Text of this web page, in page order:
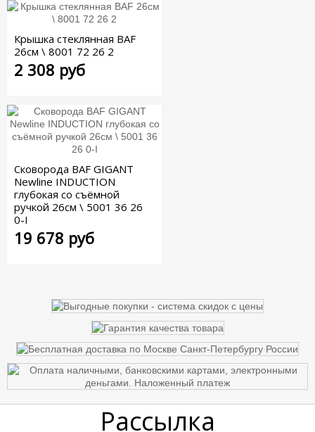
Крышка стеклянная BAF
26см \ 8001 72 26 2
2 308 руб
Сковорода BAF GIGANT
Newline INDUCTION
глубокая со съёмной
ручкой 26см \ 5001 36 26
0-I
19 678 руб
Рассылка